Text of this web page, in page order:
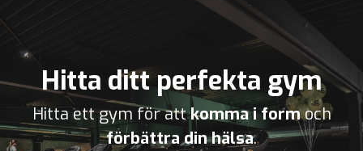
Hitta ditt perfekta gym
Hitta ett gym för attkomma i formoch
förbättra din hälsa.